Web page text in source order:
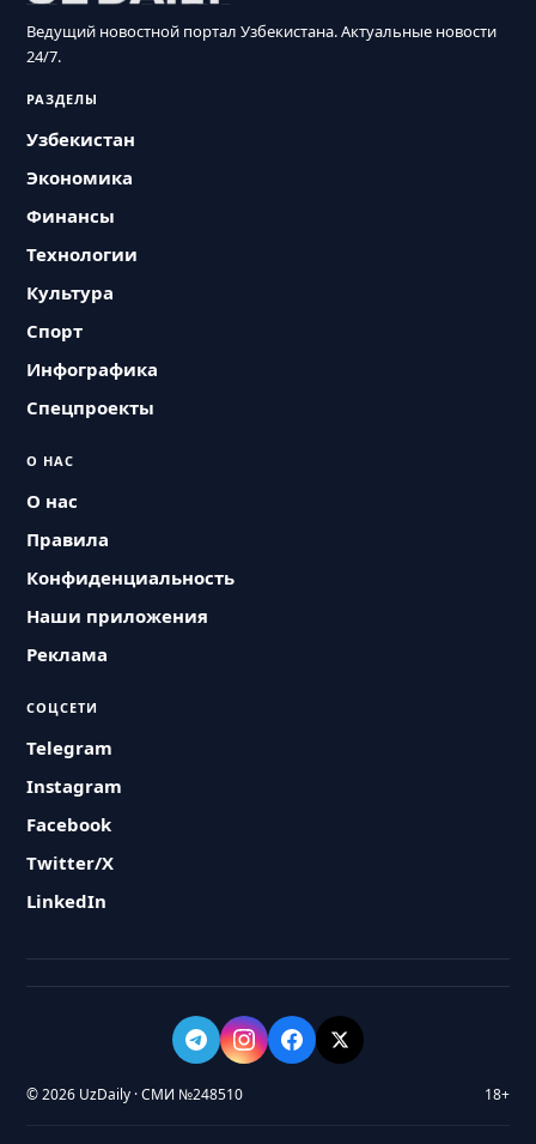
Ведущий новостной портал Узбекистана. Актуальные новости
24/7.
РАЗДЕЛЫ
Узбекистан
Экономика
Финансы
Технологии
Культура
Спорт
Инфографика
Спецпроекты
О НАС
О нас
Правила
Конфиденциальность
Наши приложения
Реклама
СОЦСЕТИ
Telegram
Instagram
Facebook
Twitter/X
LinkedIn
© 2026 UzDaily · СМИ №248510 18+